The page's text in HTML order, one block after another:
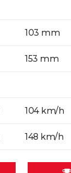
103 mm
153 mm
104 km/h
148 km/h